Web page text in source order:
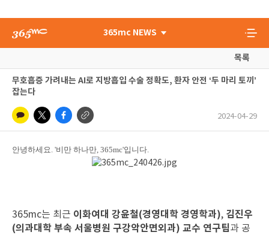
365mc NEWS
목록
무호흡증 가려내는 AI로 지방흡입 수술 정확도, 환자 안전 ‘두 마리 토끼’
잡는다
2024-04-29
안녕하세요. '비만 하나만, 365mc'입니다.
365mc는 최근 이화여대 강윤철(경영대학 경영학과), 김진우
(의과대학 부속 서울병원 구강악안면외과) 교수 연구팀과 공